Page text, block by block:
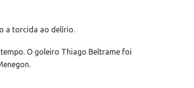
a torcida ao delírio.
O goleiro Thiago Beltrame foi